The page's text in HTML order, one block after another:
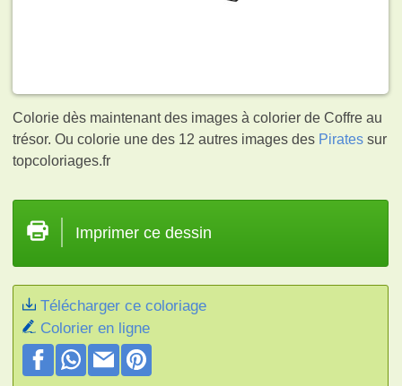
Colorie dès maintenant des images à colorier de Coffre au
trésor. Ou colorie une des 12 autres images des Pirates sur
topcoloriages.fr
Imprimer ce dessin
Télécharger ce coloriage
Colorier en ligne